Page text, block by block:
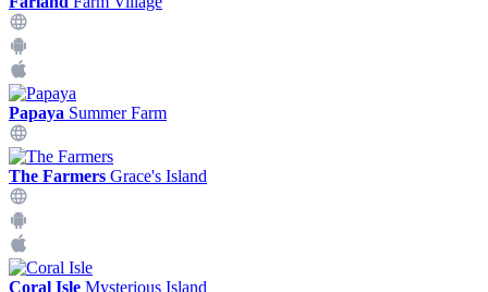
Papaya Summer Farm
The Farmers Grace's Island
Coral Isle Mysterious Island